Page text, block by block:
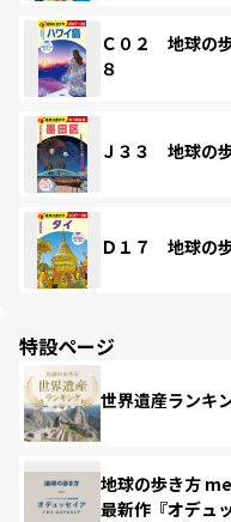
Ｃ０２ 地球の
８
Ｊ３３ 地球の
Ｄ１７ 地球の
特設ページ
世界遺産ランキ
地球の歩き方
最新作『オデュ